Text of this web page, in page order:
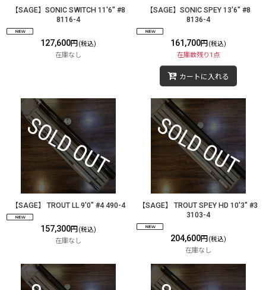
【SAGE】SONIC SWITCH 11'6" #8
8116-4
127,600円 (税込)
在庫なし
【SAGE】SONIC SPEY 13'6" #8
8136-4
161,700円 (税込)
在庫数残り1点
カートに入れる
【SAGE】 TROUT LL 9'0" #4 490-4
157,300円 (税込)
在庫なし
【SAGE】 TROUT SPEY HD 10'3" #3
3103-4
204,600円 (税込)
在庫なし